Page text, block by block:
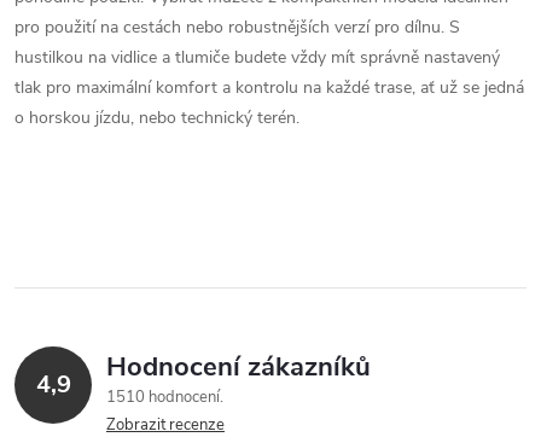
í
p
y
v
ý
pro použití na cestách nebo robustnějších verzí pro dílnu. S
hustilkou na vidlice a tlumiče budete vždy mít správně nastavený
tlak pro maximální komfort a kontrolu na každé trase, ať už se jedná
o horskou jízdu, nebo technický terén.
4,9 Hodnocení zákazníků
1510 hodnocení
Zobrazit recenze